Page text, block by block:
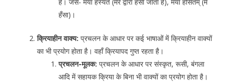
है। जैसे- मया हस्यते (मेरे द्वारा हँसा जाता है), मया हसितम् (मैं
हँसा)।
क्रियाहीन वाक्य: प्रचलन के आधार पर कई भाषाओं में क्रियाहीन वाक्यों
का भी प्रयोग होता है। वहाँ क्रियापद गुप्त रहता है।
प्रचलन-मूलक: प्रचलन के आधार पर संस्कृत, रूसी, बंगला
आदि में सहायक क्रिया के बिना भी वाक्यों का प्रयोग होता है।